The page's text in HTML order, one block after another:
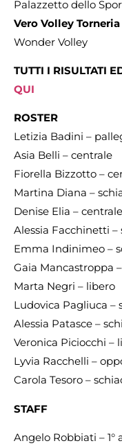
Palazzetto dello
Vero Volley
Wonder Volley
TUTTI I RISULTATI
QUI
ROSTER
Letizia Badini –
Asia Belli – centrale
Fiorella Bizzotto –
Martina Diana –
Denise Elia – centrale
Alessia Facchinetti –
Emma Indinimeo –
Gaia Mancastroppa
Marta Negri – libero
Ludovica Pagliuca –
Alessia Patasce –
Veronica Piciocchi –
Lyvia Racchelli –
Carola Tesoro –
STAFF
Angelo Robbiati – 1°